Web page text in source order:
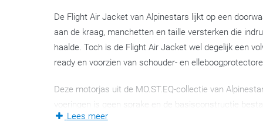
De Flight Air Jacket van Alpinestars lijkt op een
aan de kraag, manchetten en taille versterken die
haalde. Toch is de Flight Air Jacket wel degelijk een
ready en voorzien van schouder- en
Deze motorjas uit de MO.ST.EQ-collectie van
voeringen is geen sprake en de basisconstructie
Polyfabric-verstevigingen op schouders, onderarmen
Lees meer